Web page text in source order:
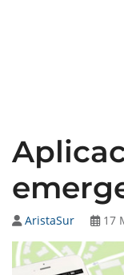
AristaSur 17